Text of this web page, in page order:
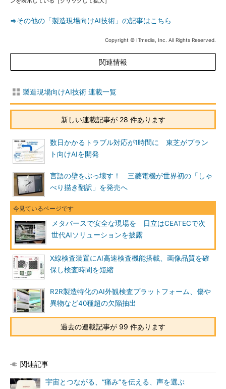
⇒その他の「製造現場向けAI技術」の記事はこちら
Copyright © ITmedia, Inc. All Rights Reserved.
関連情報
製造現場向けAI技術 連載一覧
新しい連載記事が 28 件あります
数日かかるトラブル対応が1時間に 東芝がプラン
ト向けAIを開発
言語の壁をぶっ壊す！ 三菱電機が世界初の「しゃ
べり描き翻訳」を発売へ
メタバースで安全な現場を 日立はCEATECで次
世代AIソリューションを披露
X線検査装置にAI高速検査機能搭載、画像品質を確
保し検査時間を短縮
R2R製造特化のAI外観検査プラットフォーム、傷や
異物など40種超の欠陥抽出
過去の連載記事が 99 件あります
関連記事
宇宙とつながる、“痛み”を伝える、声を選ぶ